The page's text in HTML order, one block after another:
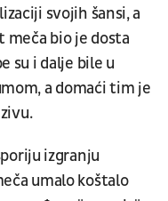
svojih šansi, a
meča bio je dosta
su i dalje bile u
a domaći tim je
izgranju
umalo koštalo